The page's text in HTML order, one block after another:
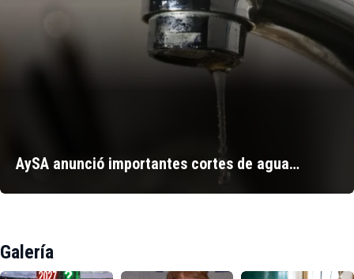
AySA anunció importantes cortes de agua…
Galería